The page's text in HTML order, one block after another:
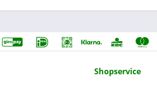
Shopservice